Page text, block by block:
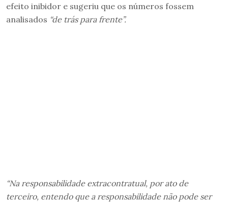
efeito inibidor e sugeriu que os números fossem
analisados “de trás para frente”.
“Na responsabilidade extracontratual, por ato de
terceiro, entendo que a responsabilidade não pode ser